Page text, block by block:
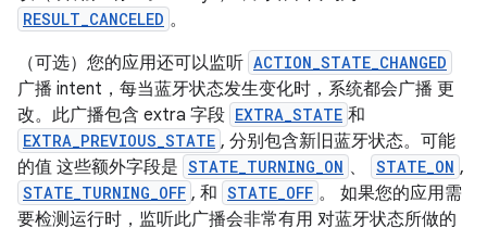
RESULT_CANCELED 。
（可选）您的应用还可以监听 ACTION_STATE_CHANGED
广播 intent，每当蓝牙状态发生变化时，系统都会广播 更
改。此广播包含 extra 字段 EXTRA_STATE 和
EXTRA_PREVIOUS_STATE , 分别包含新旧蓝牙状态。可能
的值 这些额外字段是 STATE_TURNING_ON 、 STATE_ON ,
STATE_TURNING_OFF , 和 STATE_OFF 。 如果您的应用需
要检测运行时，监听此广播会非常有用 对蓝牙状态所做的